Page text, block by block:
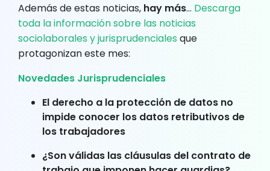
Además de estas noticias, hay más… Descarga
toda la información sobre las noticias
sociolaborales y jurisprudenciales que
protagonizan este mes:
Novedades Jurisprudenciales
El derecho a la protección de datos no
impide conocer los datos retributivos de
los trabajadores
¿Son válidas las cláusulas del contrato de